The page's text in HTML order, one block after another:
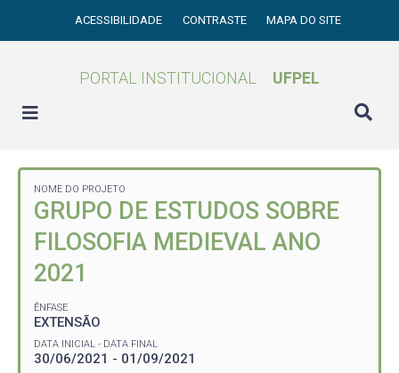
ACESSIBILIDADE CONTRASTE MAPA DO SITE
PORTAL INSTITUCIONAL UFPEL
NOME DO PROJETO
GRUPO DE ESTUDOS SOBRE
FILOSOFIA MEDIEVAL ANO
2021
ÊNFASE
EXTENSÃO
DATA INICIAL - DATA FINAL
30/06/2021 - 01/09/2021